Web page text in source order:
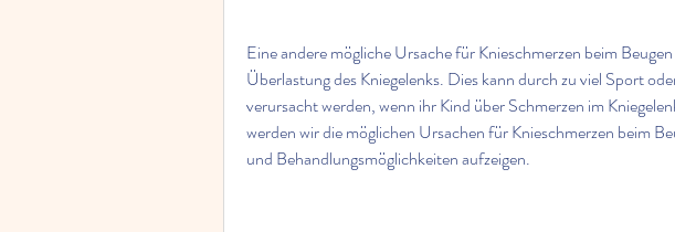
Eine andere mögliche Ursache für Knieschmerzen beim
Überlastung des Kniegelenks. Dies kann durch zu viel Sport
verursacht werden, wenn ihr Kind über Schmerzen im
werden wir die möglichen Ursachen für Knieschmerzen beim
und Behandlungsmöglichkeiten aufzeigen.